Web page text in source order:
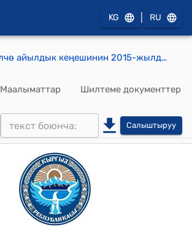
KG RU
Гүлчө айылдык кеңешинин 2015-жылдын 11-февралындагы № 15/5 "Гүлчө айыл өкмөтүнүн жайыт комитетинин бюджетин бекитүү жөнүндө" буйругу
Маалыматтар Шилтеме документтер
Салыштыруу